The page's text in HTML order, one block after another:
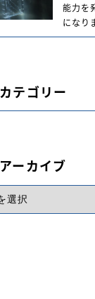
能力を
になり
カテゴリー
アーカイブ